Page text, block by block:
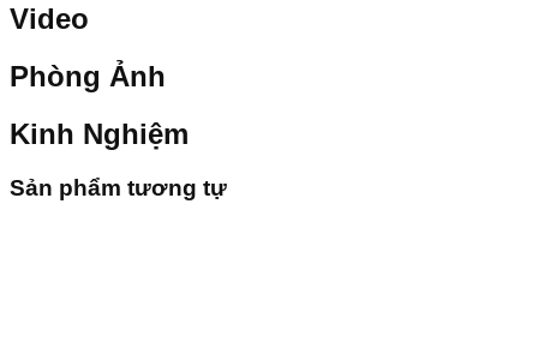
Video
Phòng Ảnh
Kinh Nghiệm
Sản phẩm tương tự